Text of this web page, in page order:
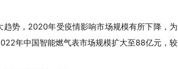
势，2020年受疫情影响市场规模有所下降，为
年中国智能燃气表市场规模扩大至88亿元，较